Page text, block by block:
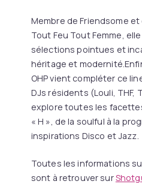
Membre de Friendsome
Tout Feu Tout Femme,
sélections pointues et
héritage et
OHP vient compléter ce
DJs résidents (Louli, THF,
explore toutes les
« H », de la soulful à la
inspirations Disco et Jazz.
Toutes les informations
sont à retrouver sur